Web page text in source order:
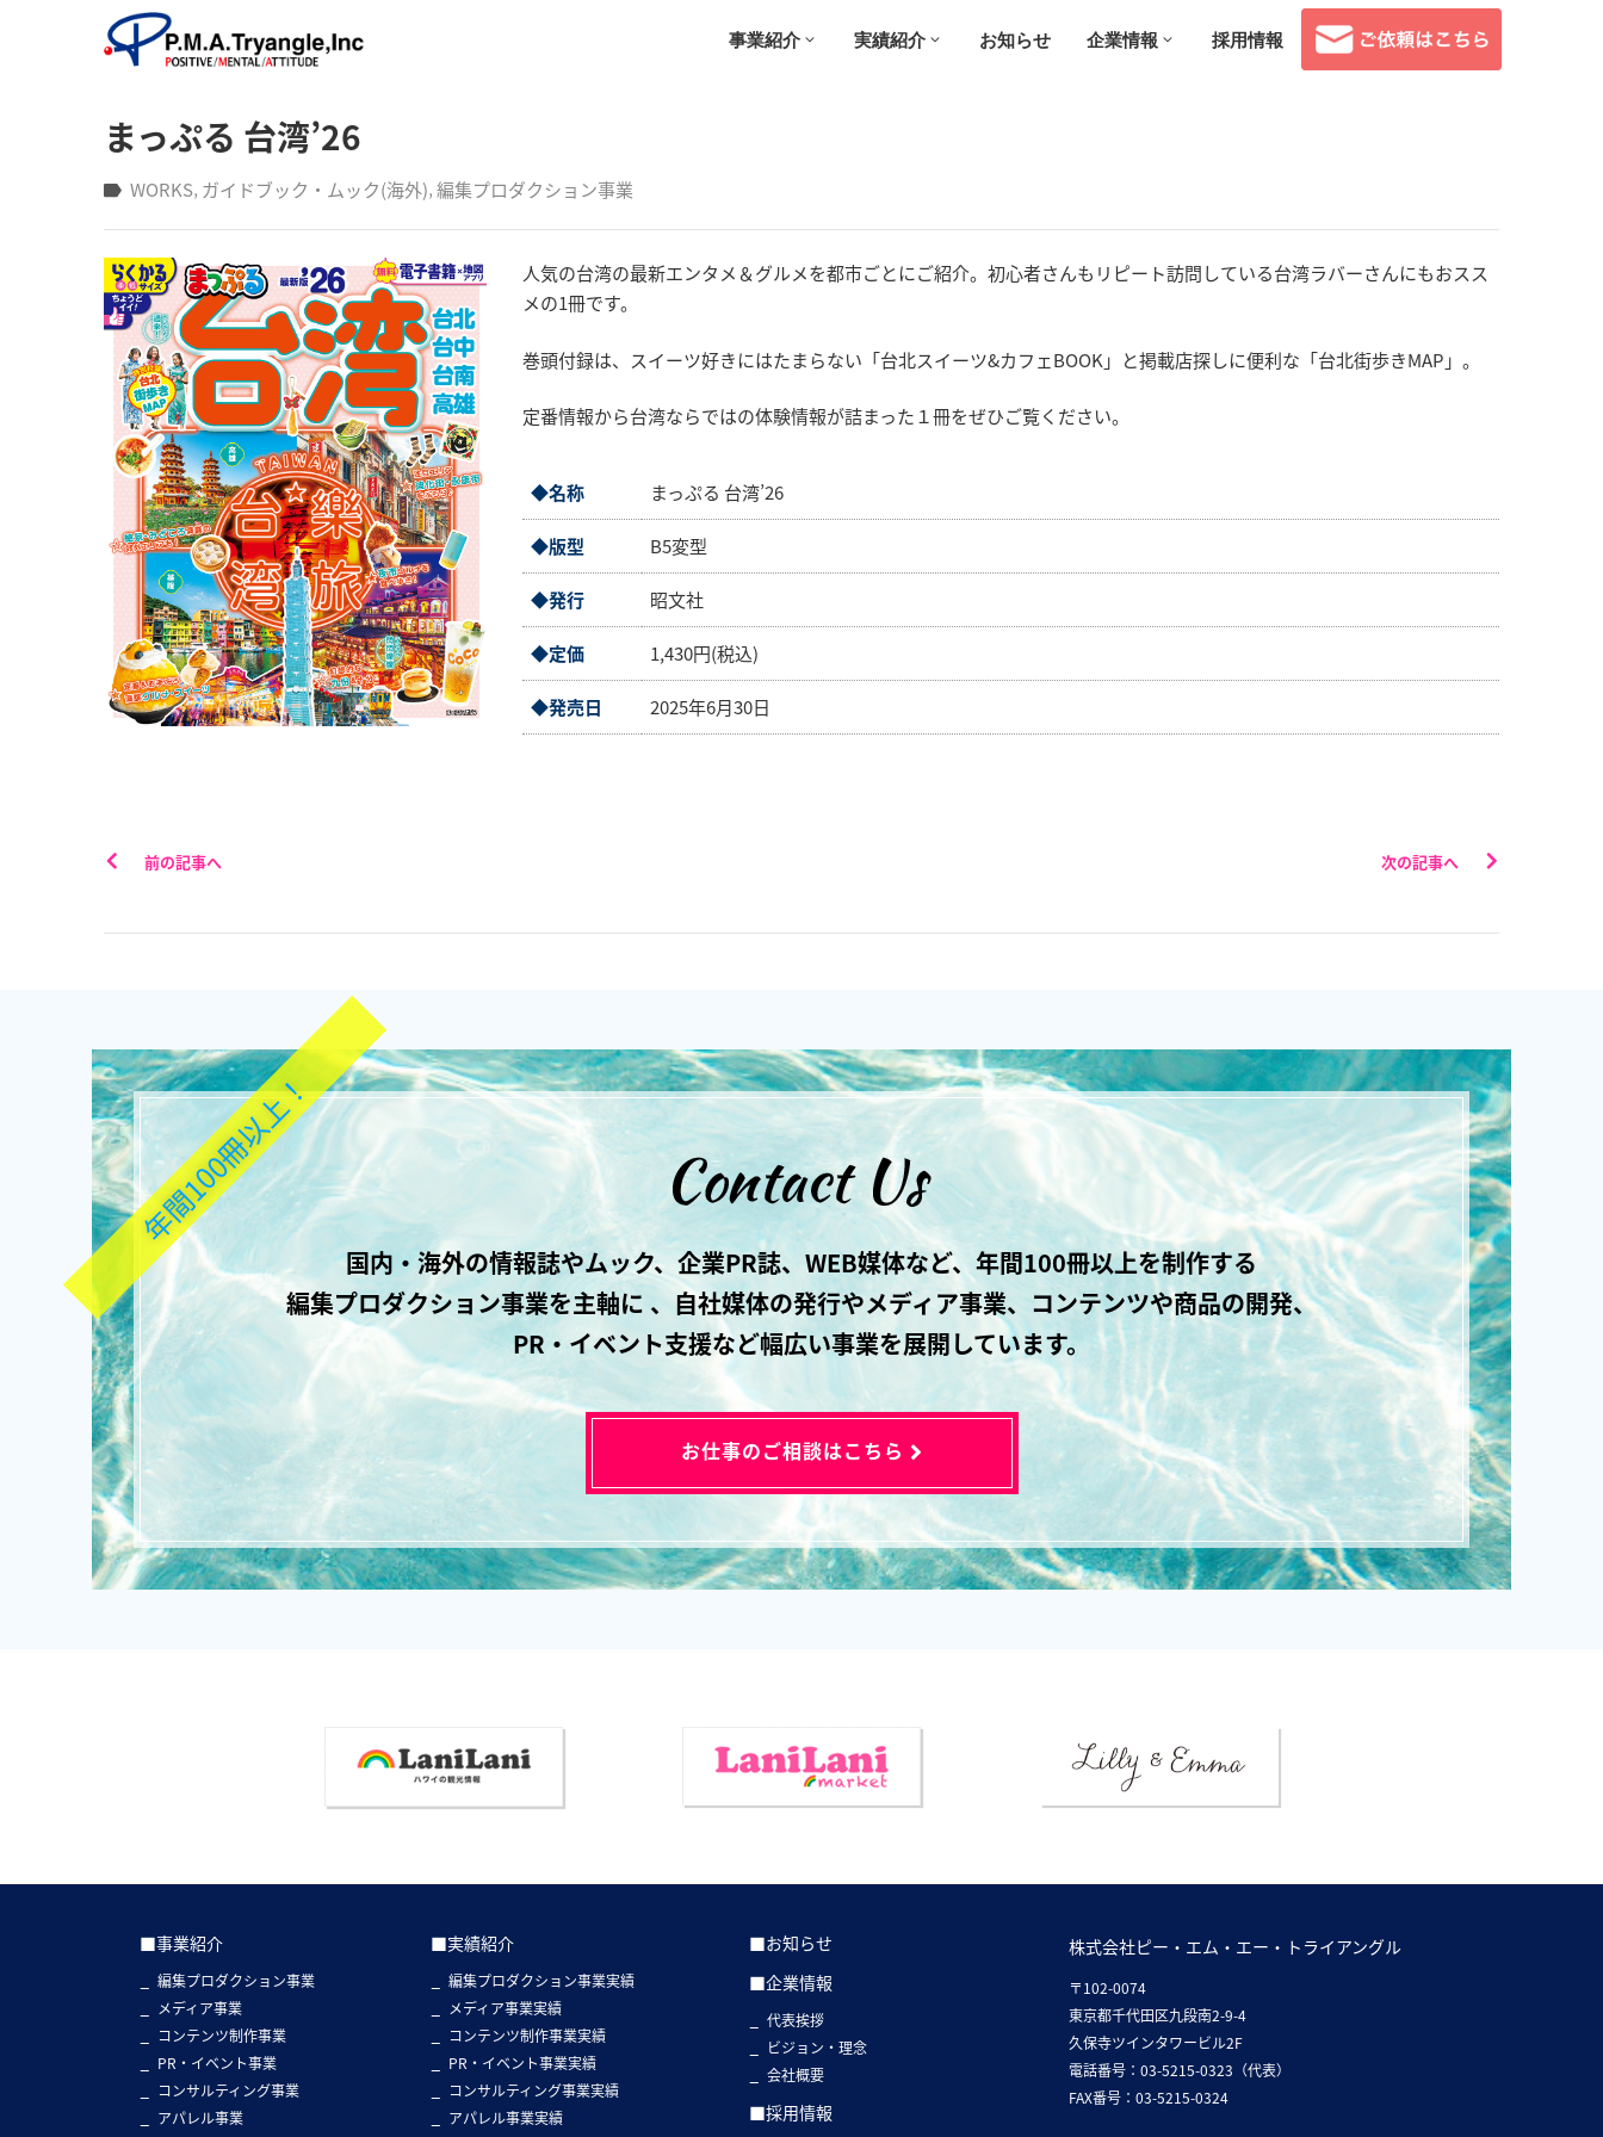
事業紹介 実績紹介 お知らせ 企業情報 採用情報
まっぷる 台湾’26
WORKS‚ ガイドブック・ムック(海外)‚編集プロダクション事業
人気の台湾の最新エンタメ＆グルメを都市ごとにご紹介。初心者さんもリピート訪問している台湾ラバーさんにもおスス
メの1冊です。
巻頭付録は、スイーツ好きにはたまらない「台北スイーツ&カフェBOOK」と掲載店探しに便利な「台北街歩きMAP」。
定番情報から台湾ならではの体験情報が詰まった１冊をぜひご覧ください。
◆名称 まっぷる 台湾’26
◆版型 B5変型
◆発行 昭文社
◆定価 1,430円(税込)
◆発売日 2025年6月30日
前の記事へ 次の記事へ
年間100冊以上！
国内・海外の情報誌やムック、企業PR誌、WEB媒体など、年間100冊以上を制作する
編集プロダクション事業を主軸に 、自社媒体の発行やメディア事業、コンテンツや商品の開発、
PR・イベント支援など幅広い事業を展開しています。
お仕事のご相談はこちら
■事業紹介
編集プロダクション事業
メディア事業
コンテンツ制作事業
PR・イベント事業
コンサルティング事業
アパレル事業
■実績紹介
編集プロダクション事業実績
メディア事業実績
コンテンツ制作事業実績
PR・イベント事業実績
コンサルティング事業実績
アパレル事業実績
■お知らせ
■企業情報
代表挨拶
ビジョン・理念
会社概要
■採用情報
株式会社ピー・エム・エー・トライアングル
〒102-0074
東京都千代田区九段南2-9-4
久保寺ツインタワービル2F
電話番号：03-5215-0323（代表）
FAX番号：03-5215-0324